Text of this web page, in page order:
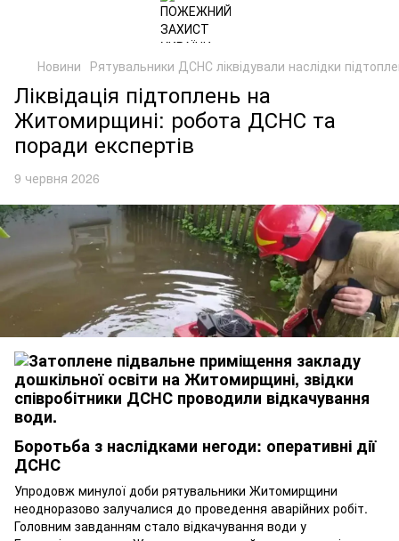
Новини Рятувальники ДСНС ліквідували наслідки
Ліквідація підтоплень на
Житомирщині: робота ДСНС та
поради експертів
9 червня 2026
Боротьба з наслідками негоди: оперативні дії
ДСНС
Упродовж минулої доби рятувальники Житомирщини
неодноразово залучалися до проведення аварійних робіт.
Головним завданням стало відкачування води у